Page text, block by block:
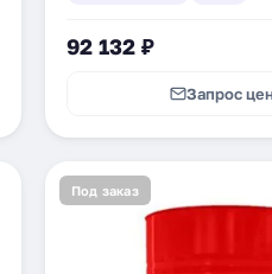
92 132 ₽
Запрос
Под заказ